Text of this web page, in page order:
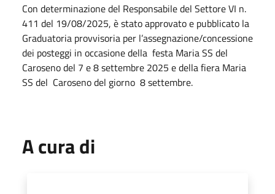
Con determinazione del Responsabile del Settore VI n.
411 del 19/08/2025, è stato approvato e pubblicato la
Graduatoria provvisoria per l’assegnazione/concessione
dei posteggi in occasione della festa Maria SS del
Caroseno del 7 e 8 settembre 2025 e della fiera Maria
SS del Caroseno del giorno 8 settembre.
A cura di